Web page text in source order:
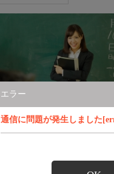
エラー
通信に問題が発生しました